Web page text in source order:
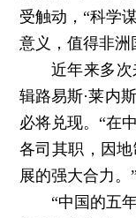
受触动，“科学
意义，值得非洲
近年来多
辑路易斯·莱内
必将兑现。“在
各司其职，因
展的强大合力。”
“中国的五